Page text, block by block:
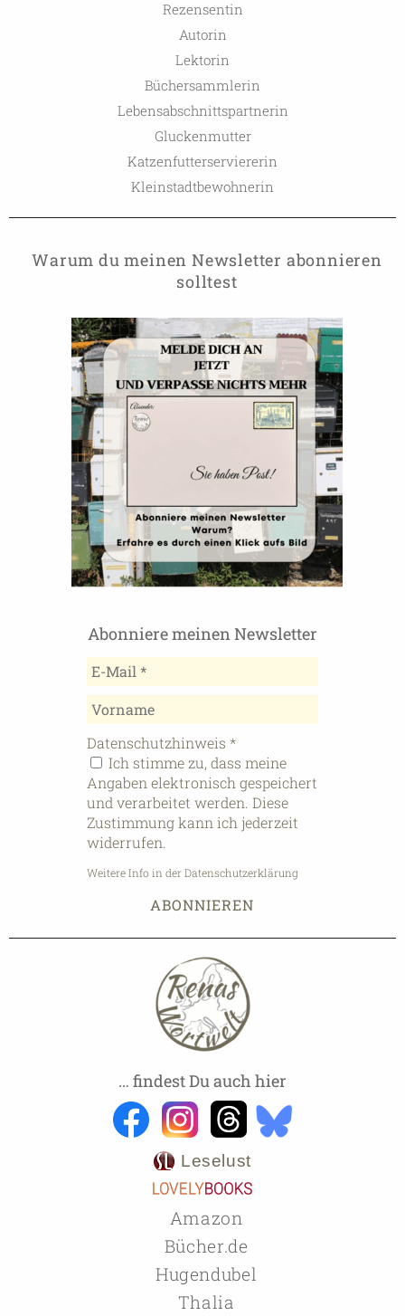
Rezensentin
Autorin
Lektorin
Büchersammlerin
Lebensabschnittspartnerin
Gluckenmutter
Katzenfutterserviererin
Kleinstadtbewohnerin
Warum du meinen Newsletter abonnieren
solltest
Abonniere meinen Newsletter
Datenschutzhinweis *
Ich stimme zu, dass meine
Angaben elektronisch gespeichert
und verarbeitet werden. Diese
Zustimmung kann ich jederzeit
widerrufen.
Weitere Info in der Datenschutzerklärung
… findest Du auch hier
Leselust
Amazon
Bücher.de
Hugendubel
Thalia